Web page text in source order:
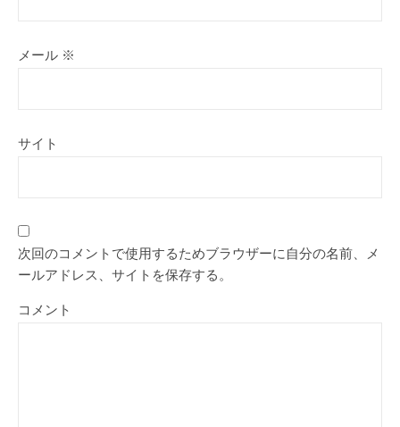
メール ※
サイト
次回のコメントで使用するためブラウザーに自分の名前、メ
ールアドレス、サイトを保存する。
コメント